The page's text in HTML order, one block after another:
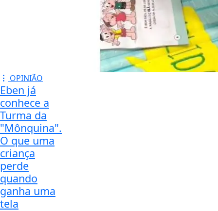
OPINIÃO
Eben já
conhece a
Turma da
"Mônquina".
O que uma
criança
perde
quando
ganha uma
tela